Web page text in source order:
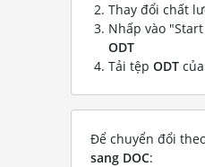
Thay đổi chất
Nhấp vào
ODT
Tải tệp ODT
Để chuyển đổi
sang DOC: